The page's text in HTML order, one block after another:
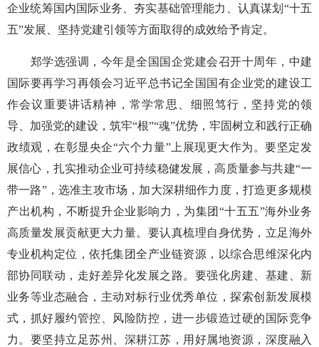
企业统筹国内国际业务、夯实基础管理能力、认真谋划“十五
五”发展、坚持党建引领等方面取得的成效给予肯定。
郑学选强调，今年是全国国企党建会召开十周年，中建
国际要再学习再领会习近平总书记全国国有企业党的建设工
作会议重要讲话精神，常学常思、细照笃行，坚持党的领
导、加强党的建设，筑牢“根”“魂”优势，牢固树立和践行正确
政绩观，在彰显央企“六个力量”上展现更大作为。要坚定发
展信心，扎实推动企业可持续稳健发展，高质量参与共建“一
带一路”，选准主攻市场，加大深耕细作力度，打造更多规模
产出机构，不断提升企业影响力，为集团“十五五”海外业务
高质量发展贡献更大力量。要认真梳理自身优势，立足海外
专业机构定位，依托集团全产业链资源，以综合思维深化内
部协同联动，走好差异化发展之路。要强化房建、基建、新
业务等业态融合，主动对标行业优秀单位，探索创新发展模
式，抓好履约管控、风险防控，进一步锻造过硬的国际竞争
力。要坚持立足苏州、深耕江苏，用好属地资源，深度融入